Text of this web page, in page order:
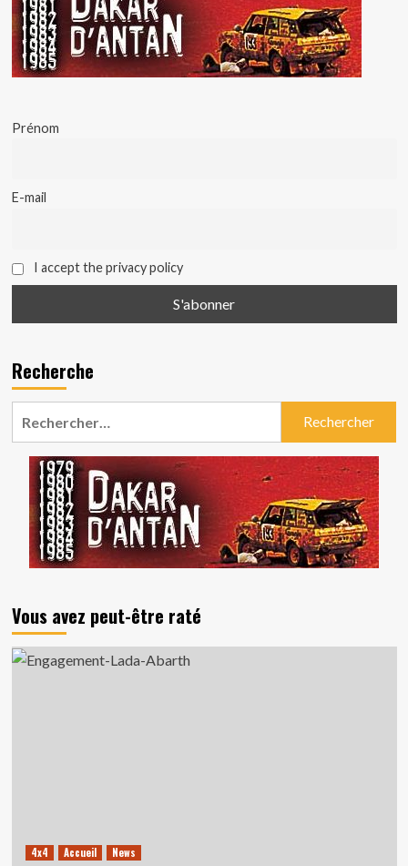
Prénom
E-mail
I accept the privacy policy
Recherche
Vous avez peut-être raté
4x4 Accueil News